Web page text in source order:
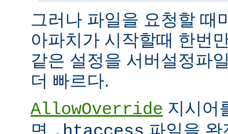
그러나 파일을 요청할 때
아파치가 시작할때 한번
같은 설정을 서버설정파
더 빠르다.
AllowOverride 지시어